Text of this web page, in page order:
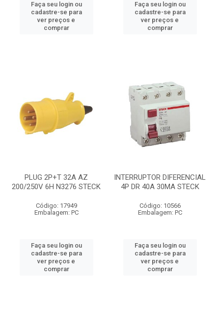
Faça seu login ou
cadastre-se para
ver preços e
comprar
Faça seu login ou
cadastre-se para
ver preços e
comprar
PLUG 2P+T 32A AZ
200/250V 6H N3276 STECK
Código: 17949
Embalagem: PC
Faça seu login ou
cadastre-se para
ver preços e
comprar
INTERRUPTOR DIFERENCIAL
4P DR 40A 30MA STECK
Código: 10566
Embalagem: PC
Faça seu login ou
cadastre-se para
ver preços e
comprar